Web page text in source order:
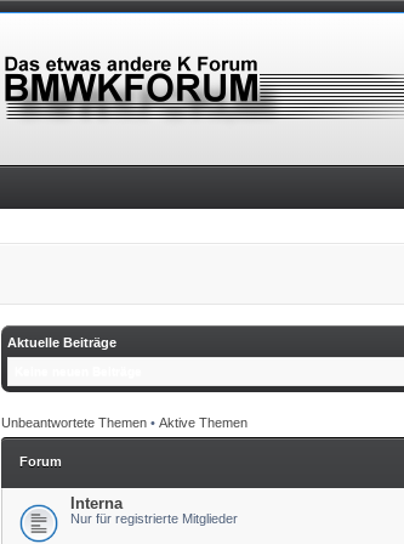
Aktuelle Beiträge
Unbeantwortete Themen • Aktive Themen
Forum
Interna
Nur für registrierte Mitglieder